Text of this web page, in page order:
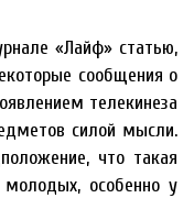
«Лайф» статью,
сообщения о
телекинеза
силой мысли.
что такая
особенно у